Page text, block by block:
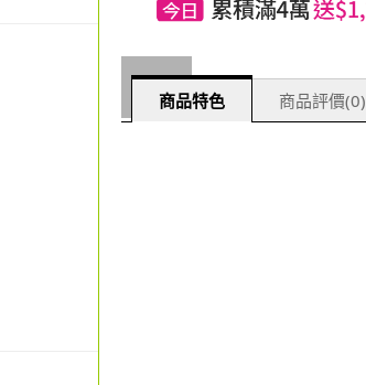
商品特色 商品評價(0)